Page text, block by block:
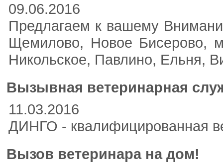
09.06.2016
Предлагаем к вашему
Щемилово, Новое Бисерово,
Никольское, Павлино, Ельня,
Вызывная ветеринарная
11.03.2016
ДИНГО - квалифицированная
Вызов ветеринара на дом!